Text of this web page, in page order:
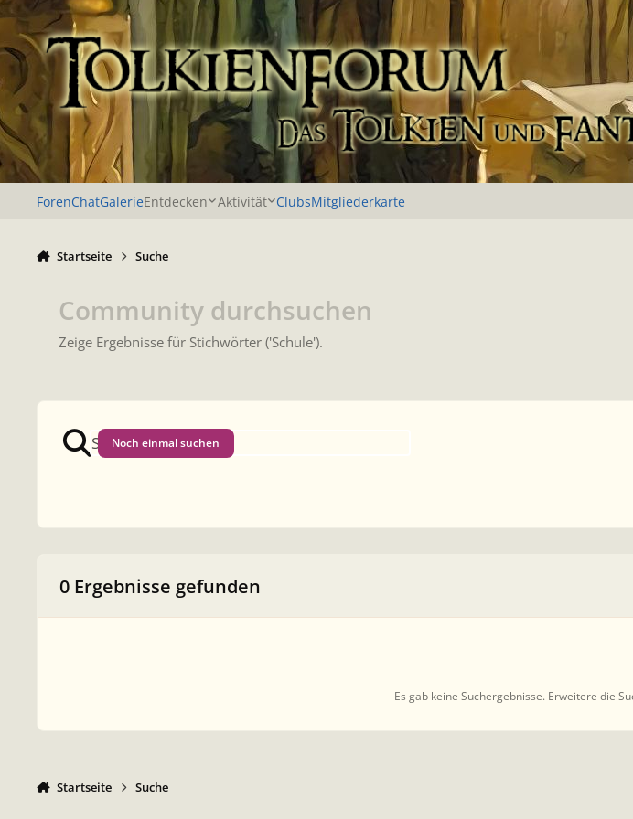
Zu Inhalt springen
ForenChatGalerieEntdecken Aktivität ClubsMitgliederkarte
Startseite Suche
Community durchsuchen
Zeige Ergebnisse für Stichwörter ('Schule').
Noch einmal suchen
0 Ergebnisse gefunden
Es gab keine Suchergebnisse. Erweitere die
Startseite Suche